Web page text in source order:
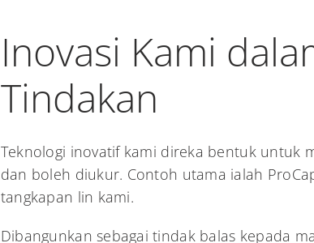
Inovasi Kami
Tindakan
Teknologi inovatif kami direka bentuk untuk
dan boleh diukur. Contoh utama ialah
tangkapan lin kami.
Dibangunkan sebagai tindak balas kepada